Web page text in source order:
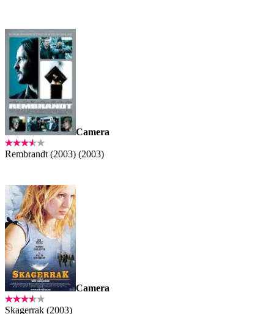
Camera
Rembrandt (2003) (2003)
Camera
Skagerrak (2003)